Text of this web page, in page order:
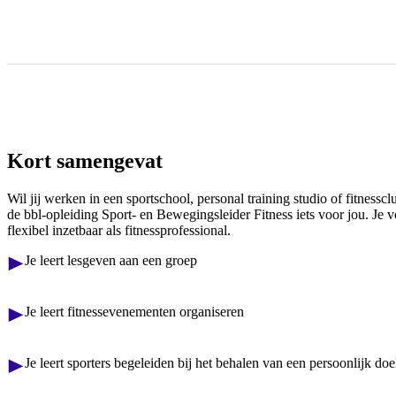
Kort samengevat
Wil jij werken in een sportschool, personal training studio of
de bbl-opleiding Sport- en Bewegingsleider Fitness iets voor jou.
flexibel inzetbaar als fitnessprofessional.
Je leert lesgeven aan een groep
Je leert fitnessevenementen organiseren
Je leert sporters begeleiden bij het behalen van een persoonlijk